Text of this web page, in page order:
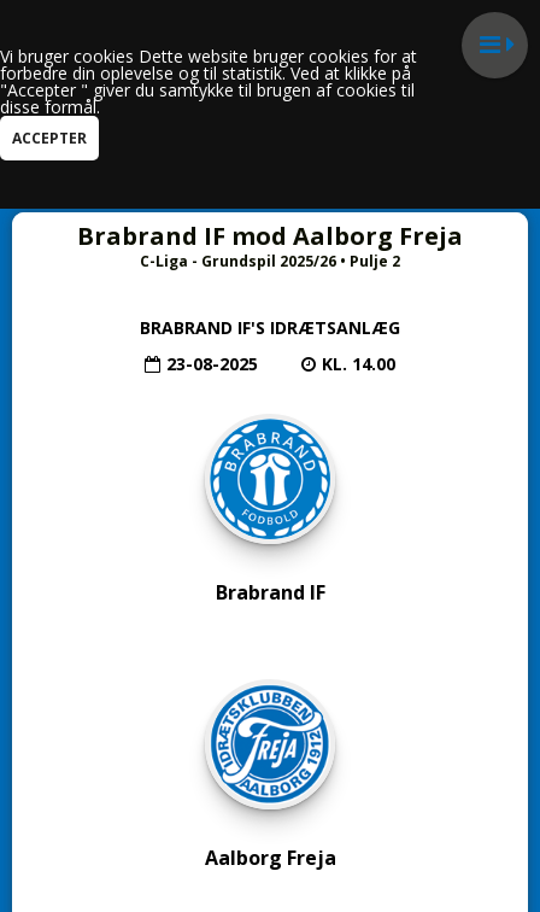
Brabrand IF mod Aalborg Freja
C-Liga - Grundspil 2025/26 • Pulje 2
BRABRAND IF'S IDRÆTSANLÆG
23-08-2025
KL. 14.00
Brabrand IF
Aalborg Freja
Vi bruger cookies Dette website bruger cookies for at
forbedre din oplevelse og til statistik. Ved at klikke på
"Accepter " giver du samtykke til brugen af cookies til
disse formål.